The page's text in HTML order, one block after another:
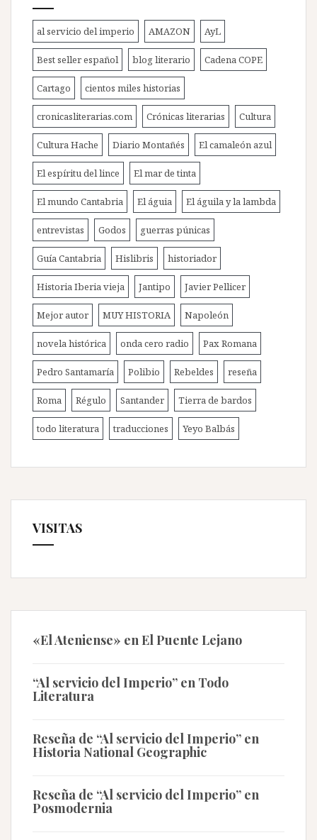
al servicio del imperio AMAZON AyL
Best seller español blog literario Cadena COPE
Cartago cientos miles historias
cronicasliterarias.com Crónicas literarias Cultura
Cultura Hache Diario Montañés El camaleón azul
El espíritu del lince El mar de tinta
El mundo Cantabria El águia El águila y la lambda
entrevistas Godos guerras púnicas
Guía Cantabria Hislibris historiador
Historia Iberia vieja Jantipo Javier Pellicer
Mejor autor MUY HISTORIA Napoleón
novela histórica onda cero radio Pax Romana
Pedro Santamaría Polibio Rebeldes reseña
Roma Régulo Santander Tierra de bardos
todo literatura traducciones Yeyo Balbás
VISITAS
«El Ateniense» en El Puente Lejano
“Al servicio del Imperio” en Todo
Literatura
Reseña de “Al servicio del Imperio” en
Historia National Geographic
Reseña de “Al servicio del Imperio” en
Posmodernia